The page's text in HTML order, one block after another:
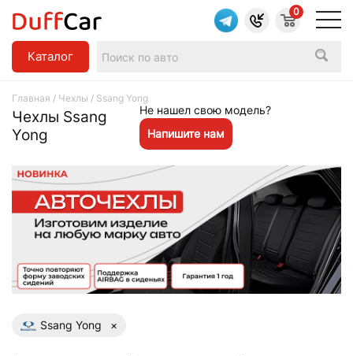
Каталог
0
Главная / Чехлы / Ssang Yong
Чехлы Ssang
Yong
Не нашел свою модель?
Напишите нам
Ssang Yong ×